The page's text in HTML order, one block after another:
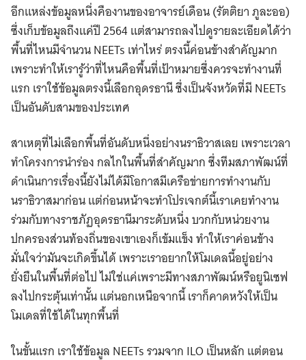
อีกแหล่งข้อมูลหนึ่งคืองานของอาจารย์เดือน (รัตติยา ภูละออ)
ซึ่งเก็บข้อมูลถึงแค่ปี 2564 แต่สามารถลงไปดูรายละเอียดได้ว่า
พื้นที่ไหนมีจำนวน NEETs เท่าไหร่ ตรงนี้ค่อนข้างสำคัญมาก
เพราะทำให้เรารู้ว่าที่ไหนคือพื้นที่เป้าหมายซึ่งควรจะทำงานที่
แรก เราใช้ข้อมูลตรงนี้เลือกอุดรธานี ซึ่งเป็นจังหวัดที่มี NEETs
เป็นอันดับสามของประเทศ
สาเหตุที่ไม่เลือกพื้นที่อันดับหนึ่งอย่างนราธิวาสเลย เพราะเวลา
ทำโครงการนำร่อง กลไกในพื้นที่สำคัญมาก ซึ่งทีมสภาพัฒน์ที่
ดำเนินการเรื่องนี้ยังไม่ได้มีโอกาสมีเครือข่ายการทำงานกับ
นราธิวาสมาก่อน แต่ก่อนหน้าจะทำโปรเจกต์นี้เราเคยทำงาน
ร่วมกับทางราชภัฏอุดรธานีมาระดับหนึ่ง บวกกับหน่วยงาน
ปกครองส่วนท้องถิ่นของเขาเองก็เข้มแข็ง ทำให้เราค่อนข้าง
มั่นใจว่ามันจะเกิดขึ้นได้ เพราะเราอยากให้โมเดลนี้อยู่อย่าง
ยั่งยืนในพื้นที่ต่อไป ไม่ใช่แค่เพราะมีทางสภาพัฒน์หรือยูนิเซฟ
ลงไปกระตุ้นเท่านั้น แต่นอกเหนือจากนี้ เราก็คาดหวังให้เป็น
โมเดลที่ใช้ได้ในทุกพื้นที่
ในขั้นแรก เราใช้ข้อมูล NEETs รวมจาก ILO เป็นหลัก แต่ตอน